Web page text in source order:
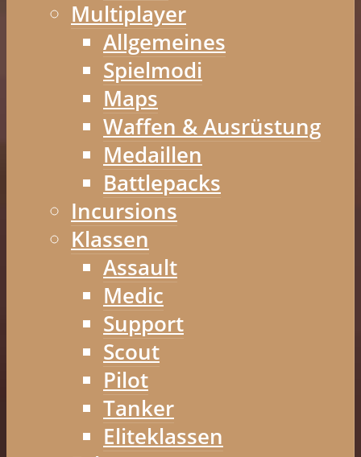
Multiplayer
Allgemeines
Spielmodi
Maps
Waffen & Ausrüstung
Medaillen
Battlepacks
Incursions
Klassen
Assault
Medic
Support
Scout
Pilot
Tanker
Eliteklassen